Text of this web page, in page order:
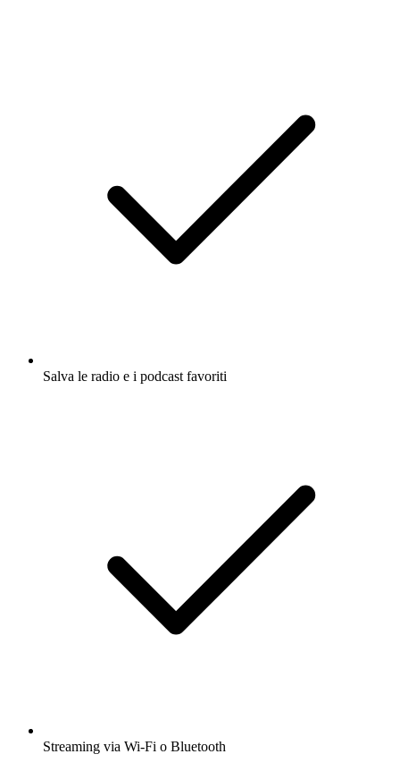
Salva le radio e i podcast favoriti
Streaming via Wi-Fi o Bluetooth